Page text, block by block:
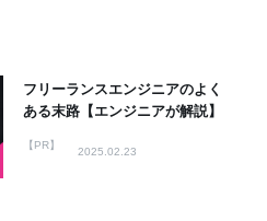
フリーランスエンジニアのよく
ある末路【エンジニアが解説】
【PR】
2025.02.23